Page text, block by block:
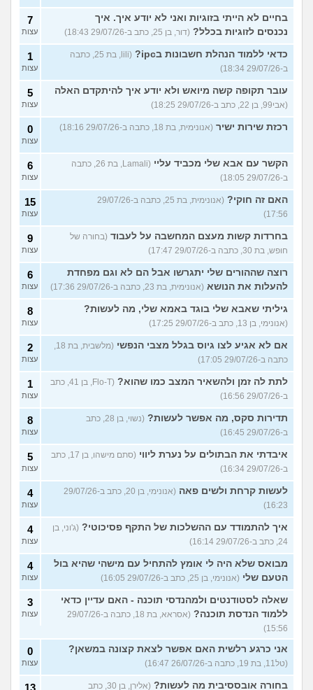
בחיים לא הייתי בזוגיות ואני לא יודע איך. איך
נכנסים לזוגיות בכלל? (דור, בן 25, כתב ב-29/07/26 18:43)
7
עצות
כדאי ללמוד הנהלת חשבונות בipc?
(lili, בת 25, כתבה
ב-29/07/26 18:34)
1
עצות
עובר תקופה קשה מיואש ולא יודע איך להיתקדם האלה
(אבי99, בן 22, כתב ב-29/07/26 18:25)
5
עצות
רכזת שירות ישיר (אנונימית, בת 18, כתבה ב-29/07/26 18:16) 0
עצות
הקשר עם אבא שלי מכביד עליי
(Lamali, בת 26, כתבה
ב-29/07/26 18:05)
6
עצות
האם זה חוקי?
(אנונימית, בת 25, כתבה ב-29/07/26
17:56)
15
עצות
בחרדות קשות מעצם המחשבה על לעבוד (בחורה של
חופש, בת 30, כתבה ב-29/07/26 17:47)
9
עצות
רוצה שההורים שלי יתגרשו אבל הם לא וגם מפחדת
להעלות את הנושא (אנונימית, בת 23, כתבה ב-29/07/26 17:36)
6
עצות
גיליתי שאבא שלי בוגד באמא שלי, מה לעשות?
(אנונימי, בן 13, כתב ב-29/07/26 17:25)
8
עצות
אם לא אגיע לצו גיוס בגלל מצבי הנפשי
כתבה ב-29/07/26 17:05)
2
עצות
לתת לה זמן ולהשאיר המצב כמו שהוא?
(Flo-T, בן 41, כתב
ב-29/07/26 16:56)
1
עצות
תדירות סקס, מה אפשר לעשות?
(נשוי, בן 28, כתב
ב-29/07/26 16:45)
8
עצות
איבדתי את הבתולים על נערת ליווי
(סתם מישהו, בן 17, כתב
ב-29/07/26 16:34)
5
עצות
לעשות קרחת ולשים פאה
(אנונימי, בן 20, כתב ב-29/07/26
16:23)
4
עצות
איך להתמודד עם ההשלכות של התקף פסיכוטי? (ג'וני, בן
24, כתב ב-29/07/26 16:14)
4
עצות
מבואס שלא היה לי אומץ להתחיל עם מישהי שהיא בול
הטעם שלי (אנונימי, בן 25, כתב ב-29/07/26 16:05)
4
עצות
שאלה לסטודנטים ולמהנדסי תוכנה - האם עדיין כדאי
ללמוד הנדסת תוכנה?
(אסראא, בת 18, כתבה ב-29/07/26
15:56)
3
עצות
אני כרגע רלשית האם אפשר לצאת קצונה במשאן?
(טל11, בת 19, כתבה ב-26/07/26 16:47)
0
עצות
בחורה אובססיבית מה לעשות? (אלירן, בן 30, כתב 13